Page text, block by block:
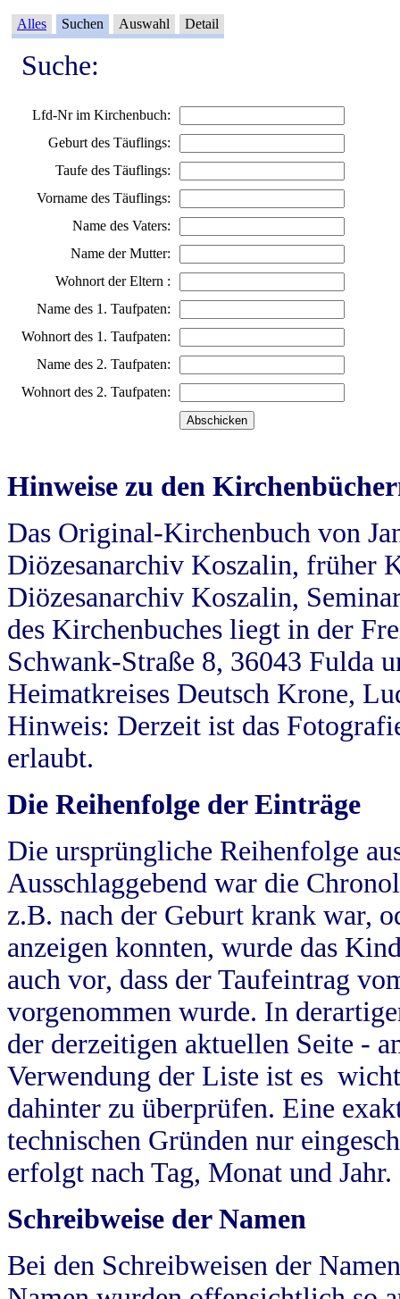
Alles Suchen Auswahl Detail
Suche:
Lfd-Nr im Kirchenbuch:
Geburt des Täuflings:
Taufe des Täuflings:
Vorname des Täuflings:
Name des Vaters:
Name der Mutter:
Wohnort der Eltern :
Name des 1. Taufpaten:
Wohnort des 1. Taufpaten:
Name des 2. Taufpaten:
Wohnort des 2. Taufpaten:
Hinweise zu den
Das Original-Kirchenbuch von
Diözesanarchiv Koszalin, früher
Diözesanarchiv Koszalin,
des Kirchenbuches liegt in der
Schwank-Straße 8, 36043 Fulda
Heimatkreises Deutsch Krone,
Hinweis: Derzeit ist das
erlaubt.
Die Reihenfolge der Einträge
Die ursprüngliche Reihenfolge
Ausschlaggebend war die
z.B. nach der Geburt krank war,
anzeigen konnten, wurde das
auch vor, dass der Taufeintrag
vorgenommen wurde. In
der derzeitigen aktuellen Seite -
Verwendung der Liste ist es
dahinter zu überprüfen. Eine
technischen Gründen nur
erfolgt nach Tag, Monat und Jahr.
Schreibweise der Namen
Bei den Schreibweisen der